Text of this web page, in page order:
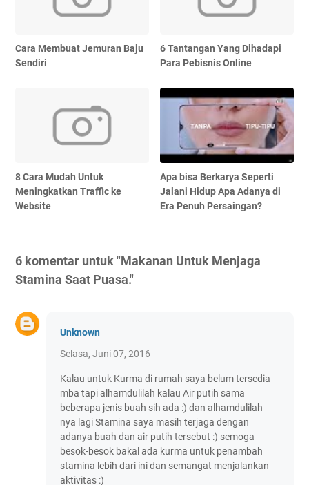
Cara Membuat Jemuran Baju
Sendiri
6 Tantangan Yang Dihadapi
Para Pebisnis Online
8 Cara Mudah Untuk
Meningkatkan Traffic ke
Website
Apa bisa Berkarya Seperti
Jalani Hidup Apa Adanya di
Era Penuh Persaingan?
6 komentar untuk "Makanan Untuk Menjaga
Stamina Saat Puasa."
Unknown
Selasa, Juni 07, 2016
Kalau untuk Kurma di rumah saya belum tersedia
mba tapi alhamdulilah kalau Air putih sama
beberapa jenis buah sih ada :) dan alhamdulilah
nya lagi Stamina saya masih terjaga dengan
adanya buah dan air putih tersebut :) semoga
besok-besok bakal ada kurma untuk penambah
stamina lebih dari ini dan semangat menjalankan
aktivitas :)